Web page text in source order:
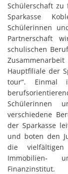
Schülerschaft
Sparkasse
Schülerinnen
Partnerschaft
schulischen
Hauptfiliale der
tour“. Einmal
Schülerinnen
verschiedene
der Sparkasse
und boten den
die vielfältigen
Immobilien-
Finanzinstitut.